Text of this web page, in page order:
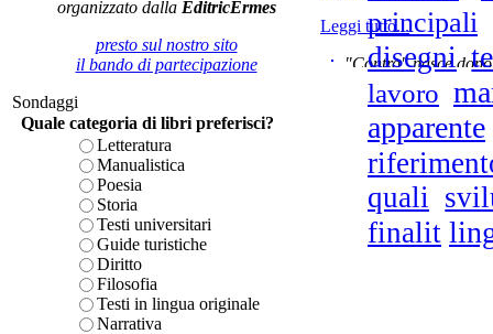
tra
-
organizzato dalla EditricErmes
presto sul nostro sito
il bando di partecipazione
Sondaggi
Quale categoria di libri preferisci?
Letteratura
Manualistica
Poesia
Storia
Testi universitari
Guide turistiche
Diritto
Filosofia
Testi in lingua originale
Narrativa
Leggi tutto...
"Contro" nasce
cominciato con la
ripensaremarx. i saggi
questa collaborazione
è teorica, sempre però
presente fase.
Acquista ora...
A feed could not be
http://www.lastampa.it/
principali
disegni
lavoro
apparente
quali
finalit